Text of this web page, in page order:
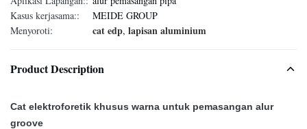
Kasus kerjasama::
MEIDE GROUP
Menyoroti:
cat edp, lapisan aluminium
Product Description
Cat elektroforetik khusus warna untuk pemasangan alur
groove